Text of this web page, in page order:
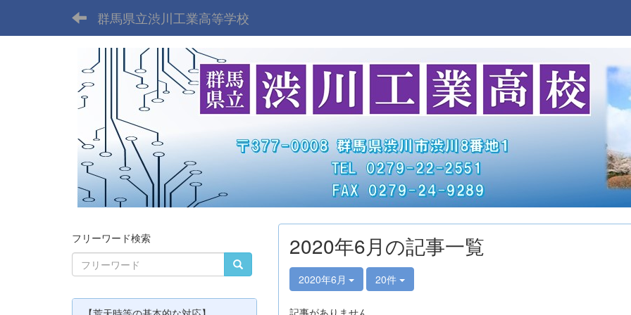
群馬県立渋川工業高等学校
2020年6月の記事一覧
2020年6月 20件
記事がありません。
フリーワード検索